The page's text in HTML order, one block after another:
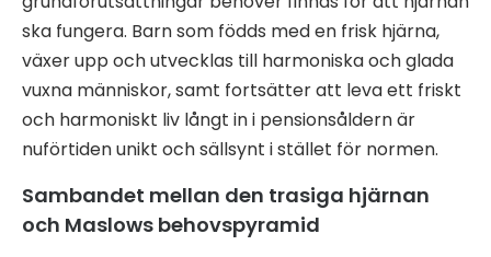
ska fungera. Barn som födds med en frisk hjärna,
växer upp och utvecklas till harmoniska och glada
vuxna människor, samt fortsätter att leva ett friskt
och harmoniskt liv långt in i pensionsåldern är
nuförtiden unikt och sällsynt i stället för normen.
Sambandet mellan den trasiga hjärnan
och Maslows behovspyramid